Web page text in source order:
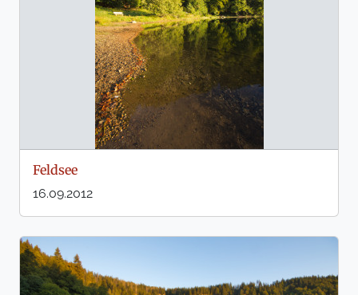
Feldsee
16.09.2012